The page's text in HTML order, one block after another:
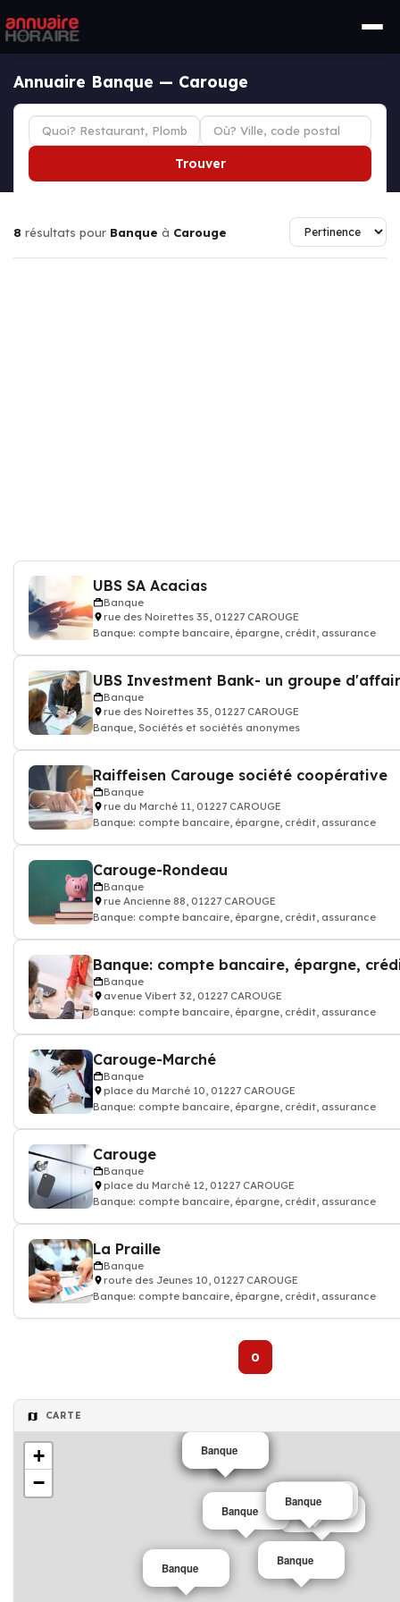
Annuaire Banque — Carouge
Trouver
8 résultats pour Banque à Carouge
UBS SA Acacias
Banque
rue des Noirettes 35, 01227 CAROUGE
Banque: compte bancaire, épargne, crédit, assurance
Banque
rue des Noirettes 35, 01227 CAROUGE
Banque, Sociétés et sociétés anonymes
Raiffeisen Carouge société coopérative
Banque
rue du Marché 11, 01227 CAROUGE
Banque: compte bancaire, épargne, crédit, assurance
Carouge-Rondeau
Banque
rue Ancienne 88, 01227 CAROUGE
Banque: compte bancaire, épargne, crédit, assurance
Banque
avenue Vibert 32, 01227 CAROUGE
Banque: compte bancaire, épargne, crédit, assurance
Carouge-Marché
Banque
place du Marché 10, 01227 CAROUGE
Banque: compte bancaire, épargne, crédit, assurance
Carouge
Banque
place du Marché 12, 01227 CAROUGE
Banque: compte bancaire, épargne, crédit, assurance
La Praille
Banque
route des Jeunes 10, 01227 CAROUGE
Banque: compte bancaire, épargne, crédit, assurance
0
CARTE
Banque
Banque
Banque
Banque
Banque
Banque
Banque
+
−